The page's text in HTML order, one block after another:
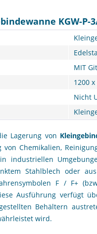
KGW-
MIT
1200
Nicht
Lagerung von
Chemikalien,
industriellen
Stahlblech oder aus
F / F+
Ausführung verfügt
Behältern
wird.